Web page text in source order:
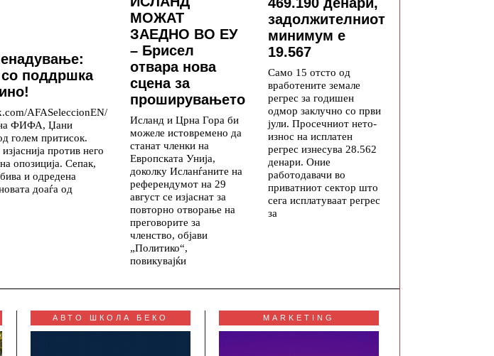
со поддршка
AFASeleccionEN/
на ФИФА, Џани
голем притисок.
против него
опозиција. Сепак,
и одредена
доаѓа од
МОЖАТ
ЗАЕДНО ВО ЕУ
– Брисел
отвара нова
сцена за
проширувањето
Исланд и Црна Гора би
можеле истовремено да
станат членки на
Европската Унија,
доколку Исланѓаните на
референдумот на 29
август се изјаснат за
повторно отворање на
преговорите за
членство, објави
„Политико“,
повикувајќи
задолжителниот
минимум е
19.567
Само 15 отсто од
вработените земале
регрес за годишен
одмор заклучно со први
јули. Просечниот нето-
износ на исплатен
регрес изнесува 28.562
денари. Оние
работодавачи во
приватниот сектор што
сега исплатуваат регрес
за
АВТО ШКОЛА БЕКО MARKETING